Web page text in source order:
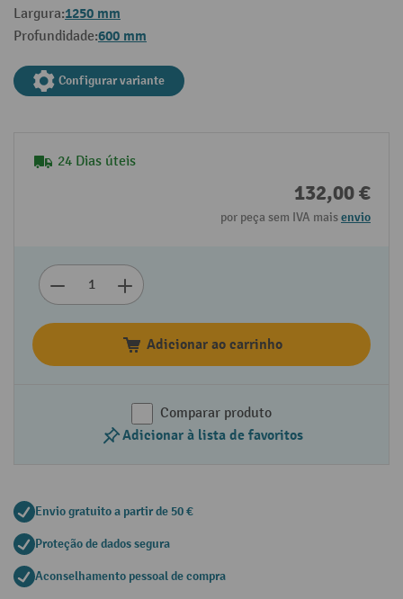
Largura:1250 mm
Profundidade:600 mm
Configurar variante
24 Dias úteis
132,00 €
por peça sem IVA maisenvio
Adicionar ao carrinho
Comparar produto
Adicionar à lista de favoritos
Envio gratuito a partir de 50 €
Proteção de dados segura
Aconselhamento pessoal de compra